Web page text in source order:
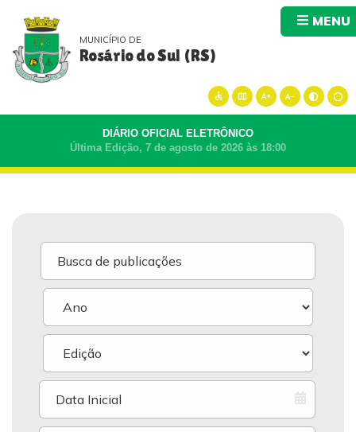
MENU
MUNICÍPIO DE
Rosário do Sul (RS)
accessible map text_increase text_decrease contrast circle
DIÁRIO OFICIAL ELETRÔNICO
Última Edição, 7 de agosto de 2026 às 18:00